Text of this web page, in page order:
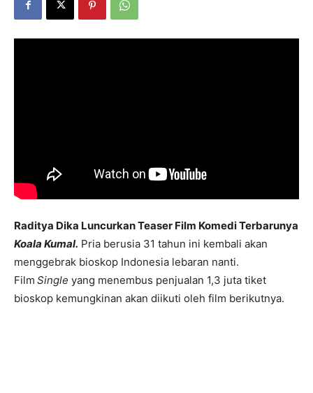
Raditya Dika Luncurkan Teaser Film Komedi Terbarunya
Koala Kumal. Pria berusia 31 tahun ini kembali akan
menggebrak bioskop Indonesia lebaran nanti.
Film Single yang menembus penjualan 1,3 juta tiket
bioskop kemungkinan akan diikuti oleh film berikutnya.